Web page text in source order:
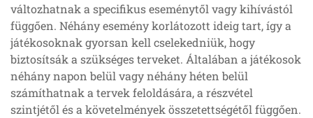
változhatnak a specifikus eseménytől vagy kihívástól
függően. Néhány esemény korlátozott ideig tart, így a
játékosoknak gyorsan kell cselekedniük, hogy
biztosítsák a szükséges terveket. Általában a játékosok
néhány napon belül vagy néhány héten belül
számíthatnak a tervek feloldására, a részvétel
szintjétől és a követelmények összetettségétől függően.